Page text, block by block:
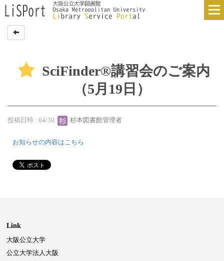
SciFinder®講習会のご案内
（5月19日）
投稿日時 : 04/30 杉本図書館管理者
お知らせの内容はこちら
Link
大阪公立大学
公立大学法人大阪